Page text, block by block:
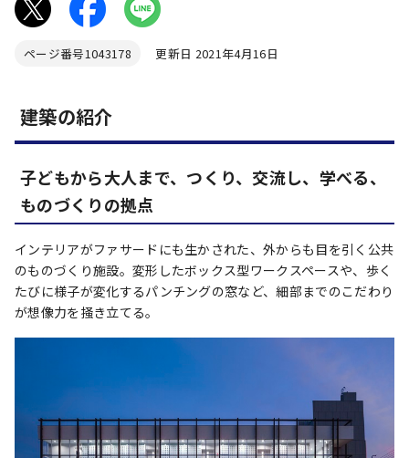
ページ番号1043178 更新日 2021年4月16日
建築の紹介
子どもから大人まで、つくり、交流し、学べる、
ものづくりの拠点
インテリアがファサードにも生かされた、外からも目を引く公共
のものづくり施設。変形したボックス型ワークスペースや、歩く
たびに様子が変化するパンチングの窓など、細部までのこだわり
が想像力を掻き立てる。